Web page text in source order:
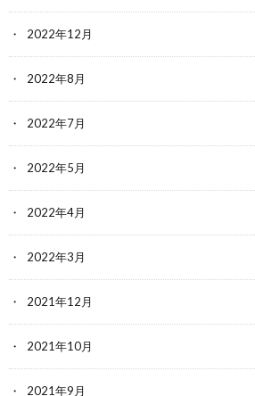
2022年12月
2022年8月
2022年7月
2022年5月
2022年4月
2022年3月
2021年12月
2021年10月
2021年9月